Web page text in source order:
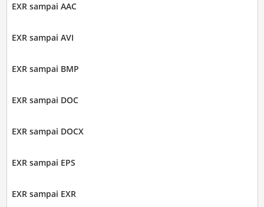
EXR sampai AAC
EXR sampai AVI
EXR sampai BMP
EXR sampai DOC
EXR sampai DOCX
EXR sampai EPS
EXR sampai EXR